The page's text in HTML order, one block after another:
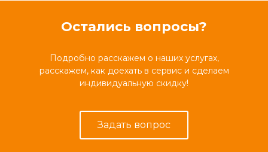
Остались вопросы?
Подробно расскажем о наших услугах,
расскажем, как доехать в сервис и сделаем
индивидуальную скидку!
Задать вопрос